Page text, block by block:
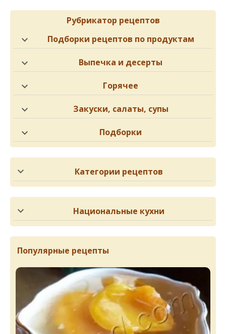
Рубрикатор рецептов
Подборки рецептов по продуктам
Выпечка и десерты
Горячее
Закуски, салаты, супы
Подборки
Категории рецептов
Национальные кухни
Популярные рецепты